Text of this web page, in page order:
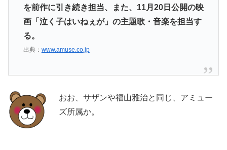
を前作に引き続き担当、また、11月20日公開の映
画「泣く子はいねぇが」の主題歌・音楽を担当す
る。
出典： www.amuse.co.jp
おお、サザンや福山雅治と同じ、アミュー
ズ所属か。